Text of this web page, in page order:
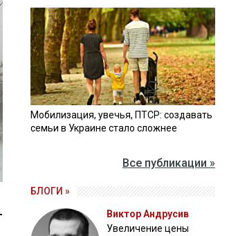
Мобилизация, увечья, ПТСР: создавать
семьи в Украине стало сложнее
Все публикации »
БЛОГИ »
Виктор Андрусив
Увеличение цены